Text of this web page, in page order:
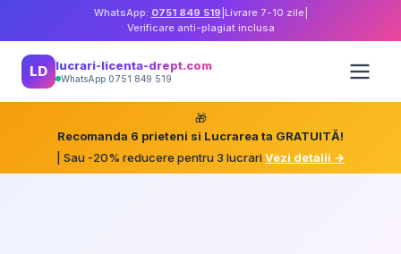
WhatsApp: 0751 849 519 Livrare 7-10 zile|
Verificare anti-plagiat inclusa
LD lucrari-licenta-drept.com
WhatsApp 0751 849 519
🎁
Recomanda 6 prieteni si Lucrarea ta GRATUITĂ!
| Sau -20% reducere pentru 3 lucrariVezi detalii →